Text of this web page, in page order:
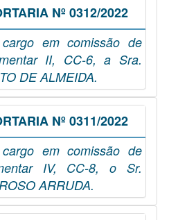
Nº 0312/2022
em comissão de
II, CC-6, a Sra.
DE ALMEIDA.
Nº 0311/2022
em comissão de
IV, CC-8, o Sr.
ARRUDA.